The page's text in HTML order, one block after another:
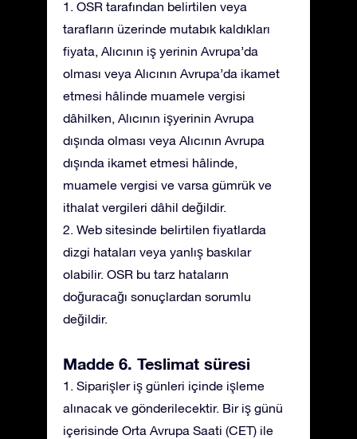
1. OSR tarafından belirtilen veya
tarafların üzerinde mutabık kaldıkları
fiyata, Alıcının iş yerinin Avrupa’da
olması veya Alıcının Avrupa’da ikamet
etmesi hâlinde muamele vergisi
dâhilken, Alıcının işyerinin Avrupa
dışında olması veya Alıcının Avrupa
dışında ikamet etmesi hâlinde,
muamele vergisi ve varsa gümrük ve
ithalat vergileri dâhil değildir.
2. Web sitesinde belirtilen fiyatlarda
dizgi hataları veya yanlış baskılar
olabilir. OSR bu tarz hataların
doğuracağı sonuçlardan sorumlu
değildir.
Madde 6. Teslimat süresi
1. Siparişler iş günleri içinde işleme
alınacak ve gönderilecektir. Bir iş günü
içerisinde Orta Avrupa Saati (CET) ile